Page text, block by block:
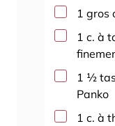
▢1 gros
▢1 c. à
▢1 ½
Panko
▢1 c. à